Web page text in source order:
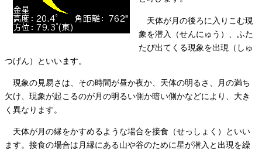
天体が月の後ろに入りこむ現
象を潜入（せんにゅう）、ふた
たび出てくる現象を出現（しゅ
つげん）といいます。
現象の見易さは、その時間が昼か夜か、天体の明るさ、月の満ち
欠け、現象が起こるのが月の明るい側か暗い側かなどにより、大き
く異なります。
天体が月の縁をかすめるような場合を接食（せっしょく）といい
ます。接食の場合は月縁にある山や谷のために星が潜入と出現を繰